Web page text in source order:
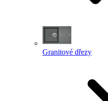
Granitové dřezy